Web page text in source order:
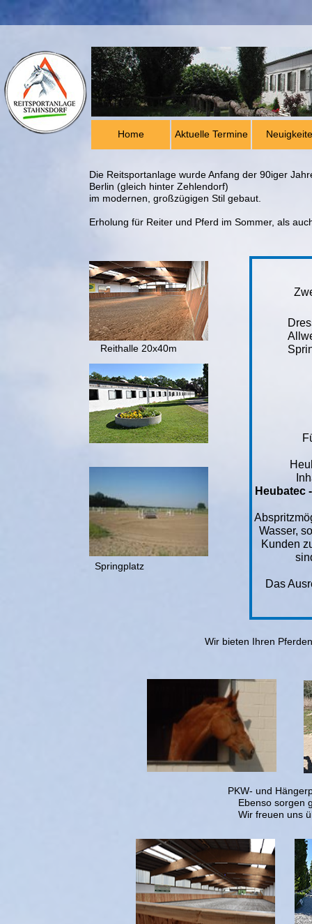
Home Aktuelle Termine
Die Reitsportanlage wurde Anfang der 90iger
Berlin (gleich hinter Zehlendorf)
im modernen, großzügigen Stil gebaut.
Erholung für Reiter und Pferd im Sommer, als
Reithalle 20x40m
Springplatz
Zwei
Heubatec
Wasser,
Kunden
Das
Wir bieten Ihren
PKW- und
Ebenso sorgen
Wir freuen uns